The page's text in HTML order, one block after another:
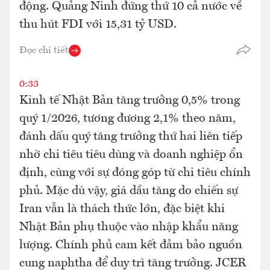
động. Quảng Ninh đứng thứ 10 cả nước về
thu hút FDI với 15,31 tỷ USD.
Đọc chi tiết
0:33
Kinh tế Nhật Bản tăng trưởng 0,5% trong
quý 1/2026, tương đương 2,1% theo năm,
đánh dấu quý tăng trưởng thứ hai liên tiếp
nhờ chi tiêu tiêu dùng và doanh nghiệp ổn
định, cùng với sự đóng góp từ chi tiêu chính
phủ. Mặc dù vậy, giá dầu tăng do chiến sự
Iran vẫn là thách thức lớn, đặc biệt khi
Nhật Bản phụ thuộc vào nhập khẩu năng
lượng. Chính phủ cam kết đảm bảo nguồn
cung naphtha để duy trì tăng trưởng. JCER